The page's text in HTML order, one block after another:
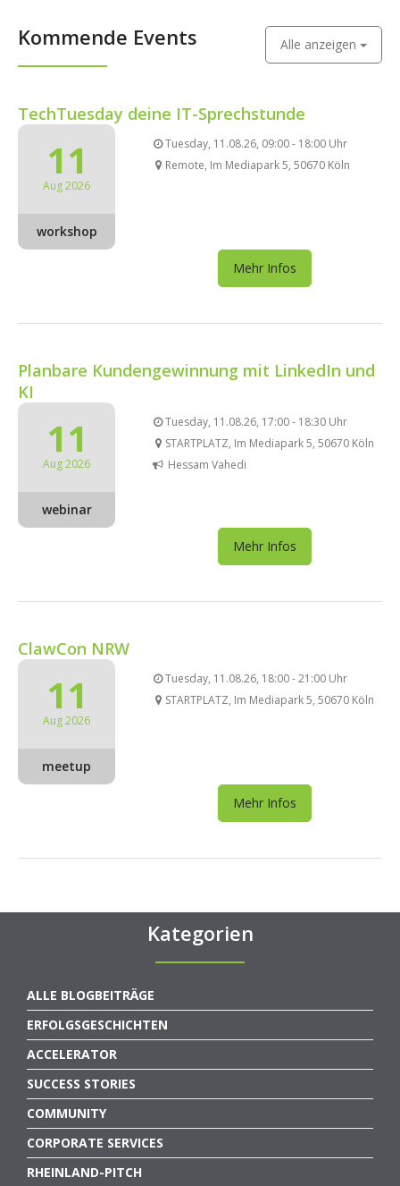
Kommende Events Alle anzeigen
TechTuesday deine IT-Sprechstunde
11
Aug 2026
workshop
Tuesday, 11.08.26, 09:00 - 18:00 Uhr
Remote, Im Mediapark 5, 50670 Köln
Mehr Infos
Planbare Kundengewinnung mit LinkedIn und
KI
11
Aug 2026
webinar
Tuesday, 11.08.26, 17:00 - 18:30 Uhr
STARTPLATZ, Im Mediapark 5, 50670 Köln
Hessam Vahedi
Mehr Infos
ClawCon NRW
11
Aug 2026
meetup
Tuesday, 11.08.26, 18:00 - 21:00 Uhr
STARTPLATZ, Im Mediapark 5, 50670 Köln
Mehr Infos
Kategorien
ALLE BLOGBEITRÄGE
ERFOLGSGESCHICHTEN
ACCELERATOR
SUCCESS STORIES
COMMUNITY
CORPORATE SERVICES
RHEINLAND-PITCH